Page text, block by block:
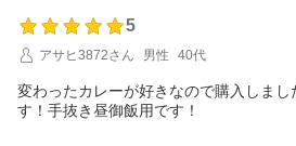
5
アサヒ3872さん
男性 40代
変わったカレーが好きなので購入しまし
す！手抜き昼御飯用です！